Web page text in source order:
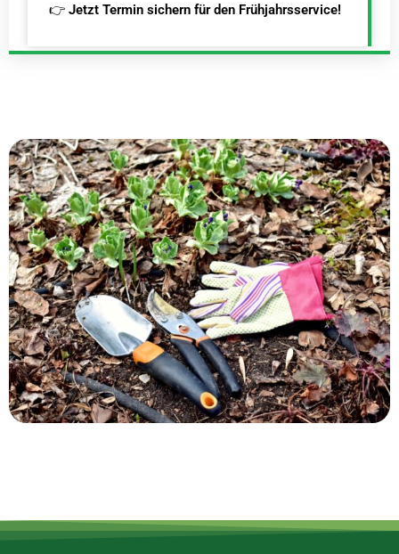
👉 Jetzt Termin sichern für den Frühjahrsservice!